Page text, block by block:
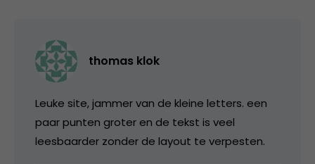
thomas klok
Leuke site, jammer van de kleine letters. een
paar punten groter en de tekst is veel
leesbaarder zonder de layout te verpesten.